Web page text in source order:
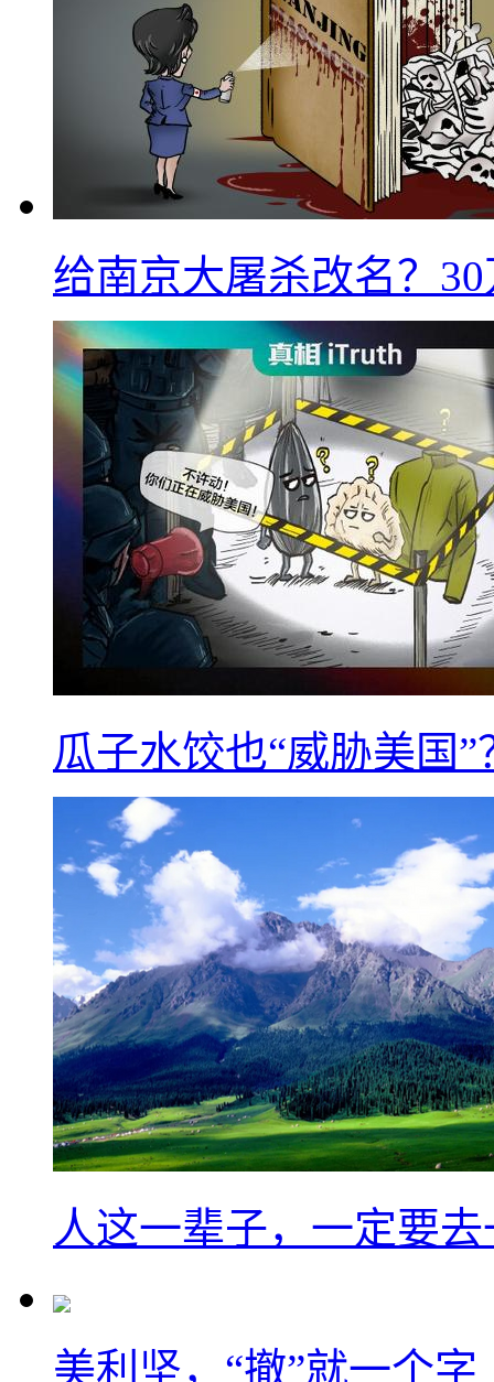
给南京大屠杀改名？
瓜子水饺也“威胁美国”
人这一辈子，一定要
美利坚，“撤”就一个字